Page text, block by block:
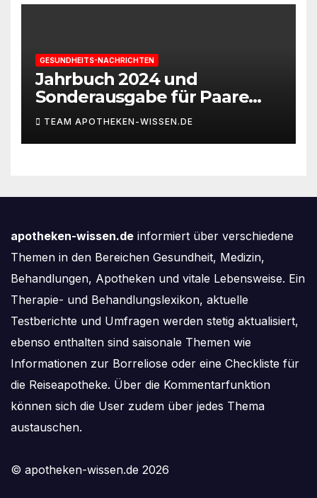
GESUNDHEITS-NACHRICHTEN
Jahrbuch 2024 und
Sonderausgabe für Paare
des Deutschen IVF-Registers:
Zahl der Mehrlingsgeburten
nach
TEAM APOTHEKEN-WISSEN.DE
apotheken-wissen.de informiert über verschiedene
Themen in den Bereichen Gesundheit, Medizin,
Behandlungen, Apotheken und vitale Lebensweise. Ein
Therapie- und Behandlungslexikon, aktuelle
Testberichte und Umfragen werden stetig aktualisiert,
ebenso enthalten sind saisonale Themen wie
Informationen zur Borreliose oder eine Checkliste für
die Reiseapotheke. Über die Kommentarfunktion
können sich die User zudem über jedes Thema
austauschen.
© apotheken-wissen.de 2026